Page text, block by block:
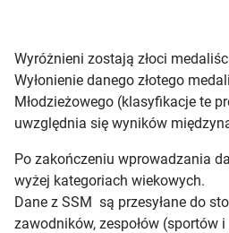
Wyróżnieni zostają złoci
Wyłonienie danego złotego
Młodzieżowego (klasyfikacje te
uwzględnia się wyników
Po zakończeniu wprowadzania
wyżej kategoriach wiekowych.
Dane z SSM są przesyłane do
zawodników, zespołów (sportów